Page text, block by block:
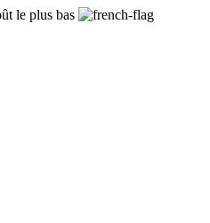
le plus bas